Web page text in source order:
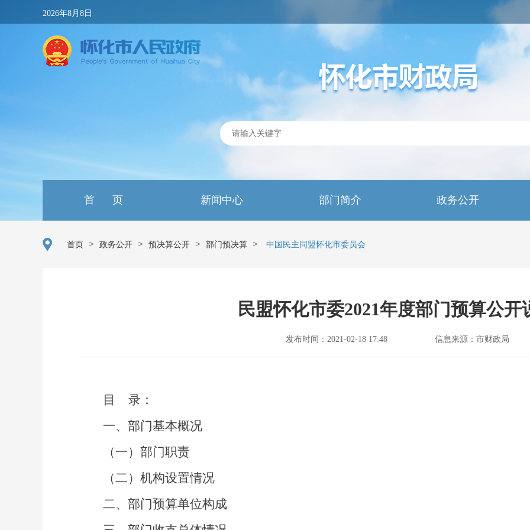
2026年8月8日
首 页 新闻中心 部门简介 政务公开
首页 > 政务公开 > 预决算公开 > 部门预决算 > 中国民主同盟怀化市委员会
民盟怀化市委2021年度部门预算公开
发布时间：2021-02-18 17:48 信息来源：市财政局
目
录：
一、部门基本概况
（一）部门职责
（二）机构设置情况
二、 部门预算单位构成